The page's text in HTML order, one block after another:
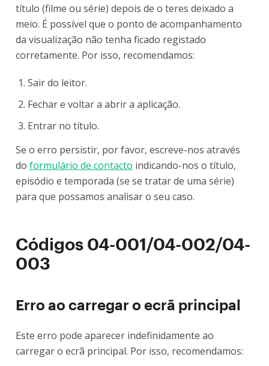
título (filme ou série) depois de o teres deixado a
meio. É possível que o ponto de acompanhamento
da visualização não tenha ficado registado
corretamente. Por isso, recomendamos:
Sair do leitor.
Fechar e voltar a abrir a aplicação.
Entrar no título.
Se o erro persistir, por favor, escreve-nos através
do formulário de contacto indicando-nos o título,
episódio e temporada (se se tratar de uma série)
para que possamos analisar o seu caso.
Códigos 04-001/04-002/04-
003
Erro ao carregar o ecrã principal
Este erro pode aparecer indefinidamente ao
carregar o ecrã principal. Por isso, recomendamos: